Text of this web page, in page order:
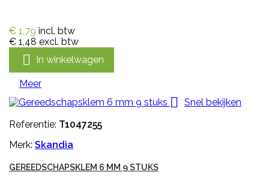
€ 1,79 incl. btw
€ 1,48 excl. btw
 In winkelwagen
Meer

Snel bekijken
Referentie: T1047255
Merk: Skandia
GEREEDSCHAPSKLEM 6 MM 9 STUKS